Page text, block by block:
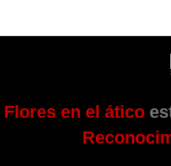
Flores en el ático